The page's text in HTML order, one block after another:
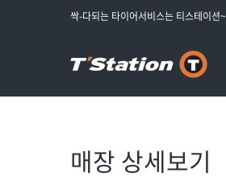
싹-다되는 타이어서비스는 티스테이션~
매장 상세보기